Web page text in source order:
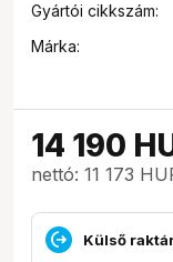
Gyártói cikkszám:
Márka:
14 190
nettó: 11 173
Külső